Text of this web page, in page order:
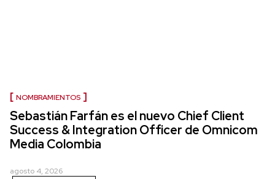
NOMBRAMIENTOS
Sebastián Farfán es el nuevo Chief Client
Success & Integration Officer de Omnicom
Media Colombia
agosto 4, 2026